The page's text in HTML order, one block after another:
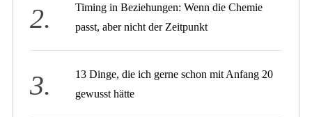
Timing in Beziehungen: Wenn die Chemie
passt, aber nicht der Zeitpunkt
13 Dinge, die ich gerne schon mit Anfang 20
gewusst hätte